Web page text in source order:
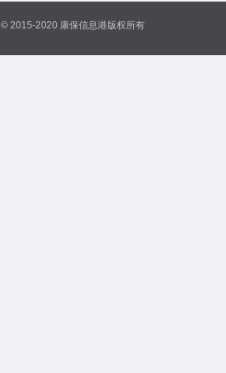
© 2015-2020 康保信息港版权所有